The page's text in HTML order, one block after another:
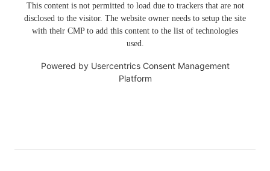
This content is not permitted to load due to trackers that are not
disclosed to the visitor. The website owner needs to setup the site
with their CMP to add this content to the list of technologies
used.
Powered by Usercentrics Consent Management
Platform